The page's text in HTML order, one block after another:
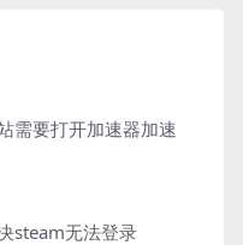
需要打开加速器加速
steam无法登录